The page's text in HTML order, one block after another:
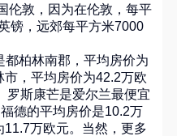
伦敦，因为在伦敦，每平
镑，远郊每平方米7000
都柏林南郡，平均房价为
，平均房价为42.2万欧
罗斯康芒是爱尔兰最便宜
德的平均房价是10.2万
万欧元。当然，更多